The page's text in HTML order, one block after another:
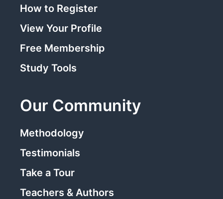
How to Register
View Your Profile
Free Membership
Study Tools
Our Community
Methodology
Testimonials
Take a Tour
Teachers & Authors